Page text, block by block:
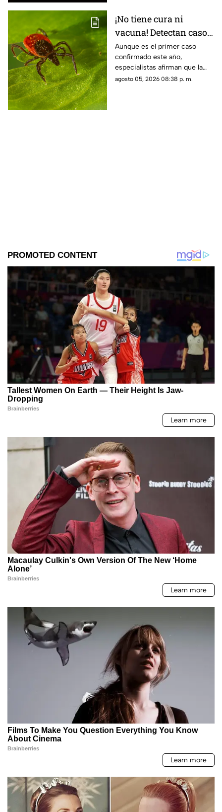
¡No tiene cura ni
vacuna! Detectan caso
del virus Bourbon,
enfermedad
transmitida por
garrapatas
Aunque es el primer caso
confirmado este año,
especialistas afirman que la
enfermedad podría estar más
agosto 05, 2026 08:38 p. m.